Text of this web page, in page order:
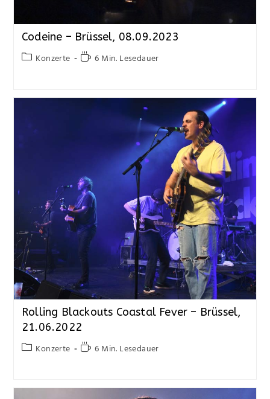
Codeine – Brüssel, 08.09.2023
Konzerte 6 Min. Lesedauer
Rolling Blackouts Coastal Fever – Brüssel,
21.06.2022
Konzerte 6 Min. Lesedauer